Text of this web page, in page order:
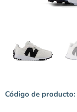
Código de producto: